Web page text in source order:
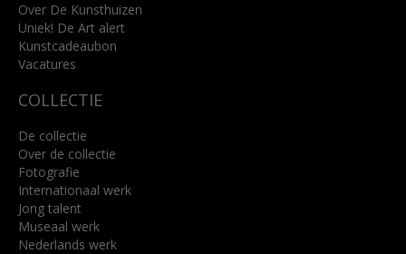
info@kunsthuisbreda.nl
Lees meer
Over De Kunsthuizen
Uniek! De Art alert
Kunstcadeaubon
Vacatures
COLLECTIE
De collectie
Over de collectie
Fotografie
Internationaal werk
Jong talent
Museaal werk
Nederlands werk